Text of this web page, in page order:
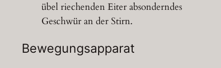
übel riechenden Eiter absonderndes
Geschwür an der Stirn.
Bewegungsapparat